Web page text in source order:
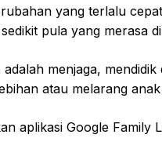
yang terlalu
pula yang merasa
menjaga,
atau melarang
aplikasi Google Family